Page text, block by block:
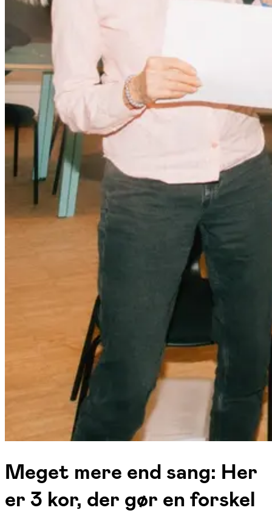
Meget mere end sang: Her
er 3 kor, der gør en forskel